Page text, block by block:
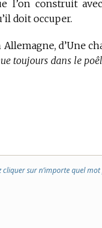
l’on construit
doit occuper.
d’Une
toujours dans le
cliquer sur n’importe quel